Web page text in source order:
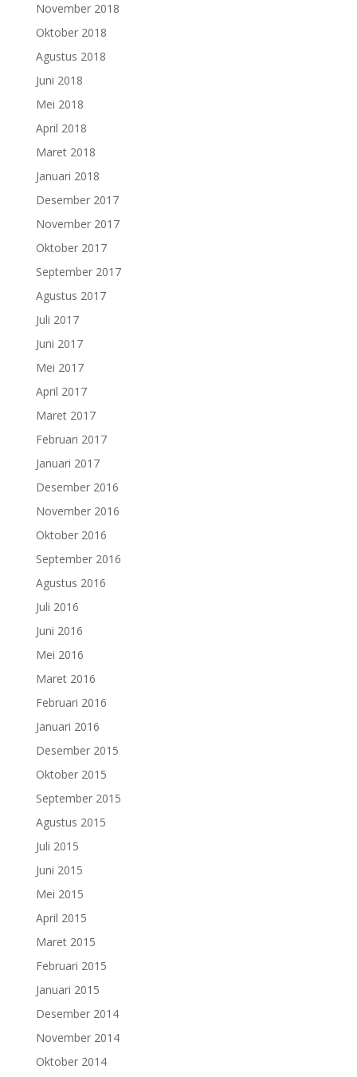
November 2018
Oktober 2018
Agustus 2018
Juni 2018
Mei 2018
April 2018
Maret 2018
Januari 2018
Desember 2017
November 2017
Oktober 2017
September 2017
Agustus 2017
Juli 2017
Juni 2017
Mei 2017
April 2017
Maret 2017
Februari 2017
Januari 2017
Desember 2016
November 2016
Oktober 2016
September 2016
Agustus 2016
Juli 2016
Juni 2016
Mei 2016
Maret 2016
Februari 2016
Januari 2016
Desember 2015
Oktober 2015
September 2015
Agustus 2015
Juli 2015
Juni 2015
Mei 2015
April 2015
Maret 2015
Februari 2015
Januari 2015
Desember 2014
November 2014
Oktober 2014